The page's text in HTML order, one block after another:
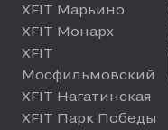
XFIT Марьино
XFIT Монарх
XFIT
Мосфильмовский
XFIT Нагатинская
XFIT Парк Победы